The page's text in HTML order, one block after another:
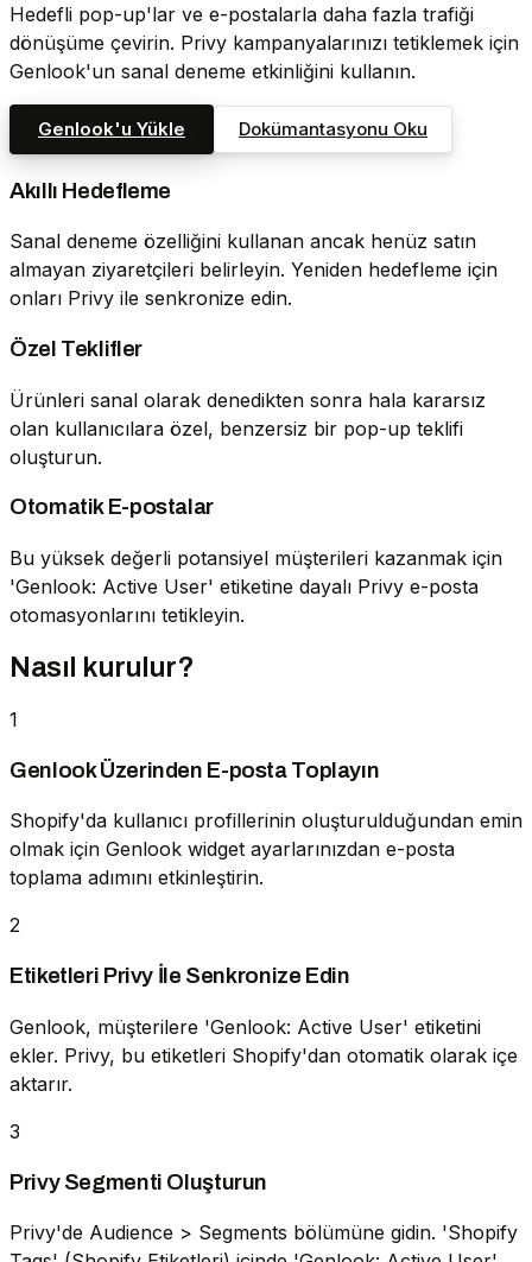
Hedefli pop-up'lar ve e-postalarla daha fazla trafiği
dönüşüme çevirin. Privy kampanyalarınızı tetiklemek için
Genlook'un sanal deneme etkinliğini kullanın.
Genlook'u Yükle Dokümantasyonu Oku
Akıllı Hedefleme
Sanal deneme özelliğini kullanan ancak henüz satın
almayan ziyaretçileri belirleyin. Yeniden hedefleme için
onları Privy ile senkronize edin.
Özel Teklifler
Ürünleri sanal olarak denedikten sonra hala kararsız
olan kullanıcılara özel, benzersiz bir pop-up teklifi
oluşturun.
Otomatik E-postalar
Bu yüksek değerli potansiyel müşterileri kazanmak için
'Genlook: Active User' etiketine dayalı Privy e-posta
otomasyonlarını tetikleyin.
Nasıl kurulur?
1
Genlook Üzerinden E-posta Toplayın
Shopify'da kullanıcı profillerinin oluşturulduğundan emin
olmak için Genlook widget ayarlarınızdan e-posta
toplama adımını etkinleştirin.
2
Etiketleri Privy İle Senkronize Edin
Genlook, müşterilere 'Genlook: Active User' etiketini
ekler. Privy, bu etiketleri Shopify'dan otomatik olarak içe
aktarır.
3
Privy Segmenti Oluşturun
Privy'de Audience > Segments bölümüne gidin. 'Shopify